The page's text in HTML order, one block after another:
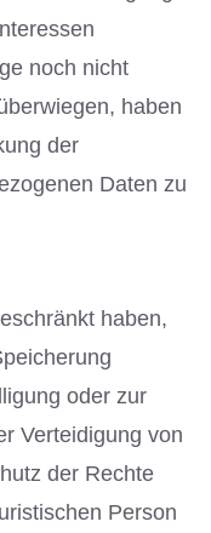
noch nicht
haben
der
Daten zu
haben,
oder zur
Verteidigung von
der Rechte
Person